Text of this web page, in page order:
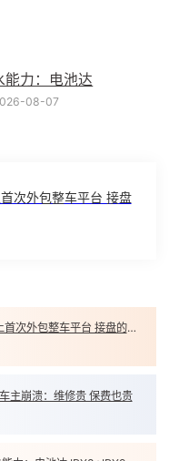
能力：电池达
08-07
次外包整车平台 接盘
平台都不自己造了!本田史上首次外包整车平台 接盘的是印度公司
主崩溃：维修贵 保费也贵